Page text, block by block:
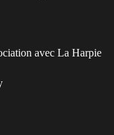
avec La Harpie